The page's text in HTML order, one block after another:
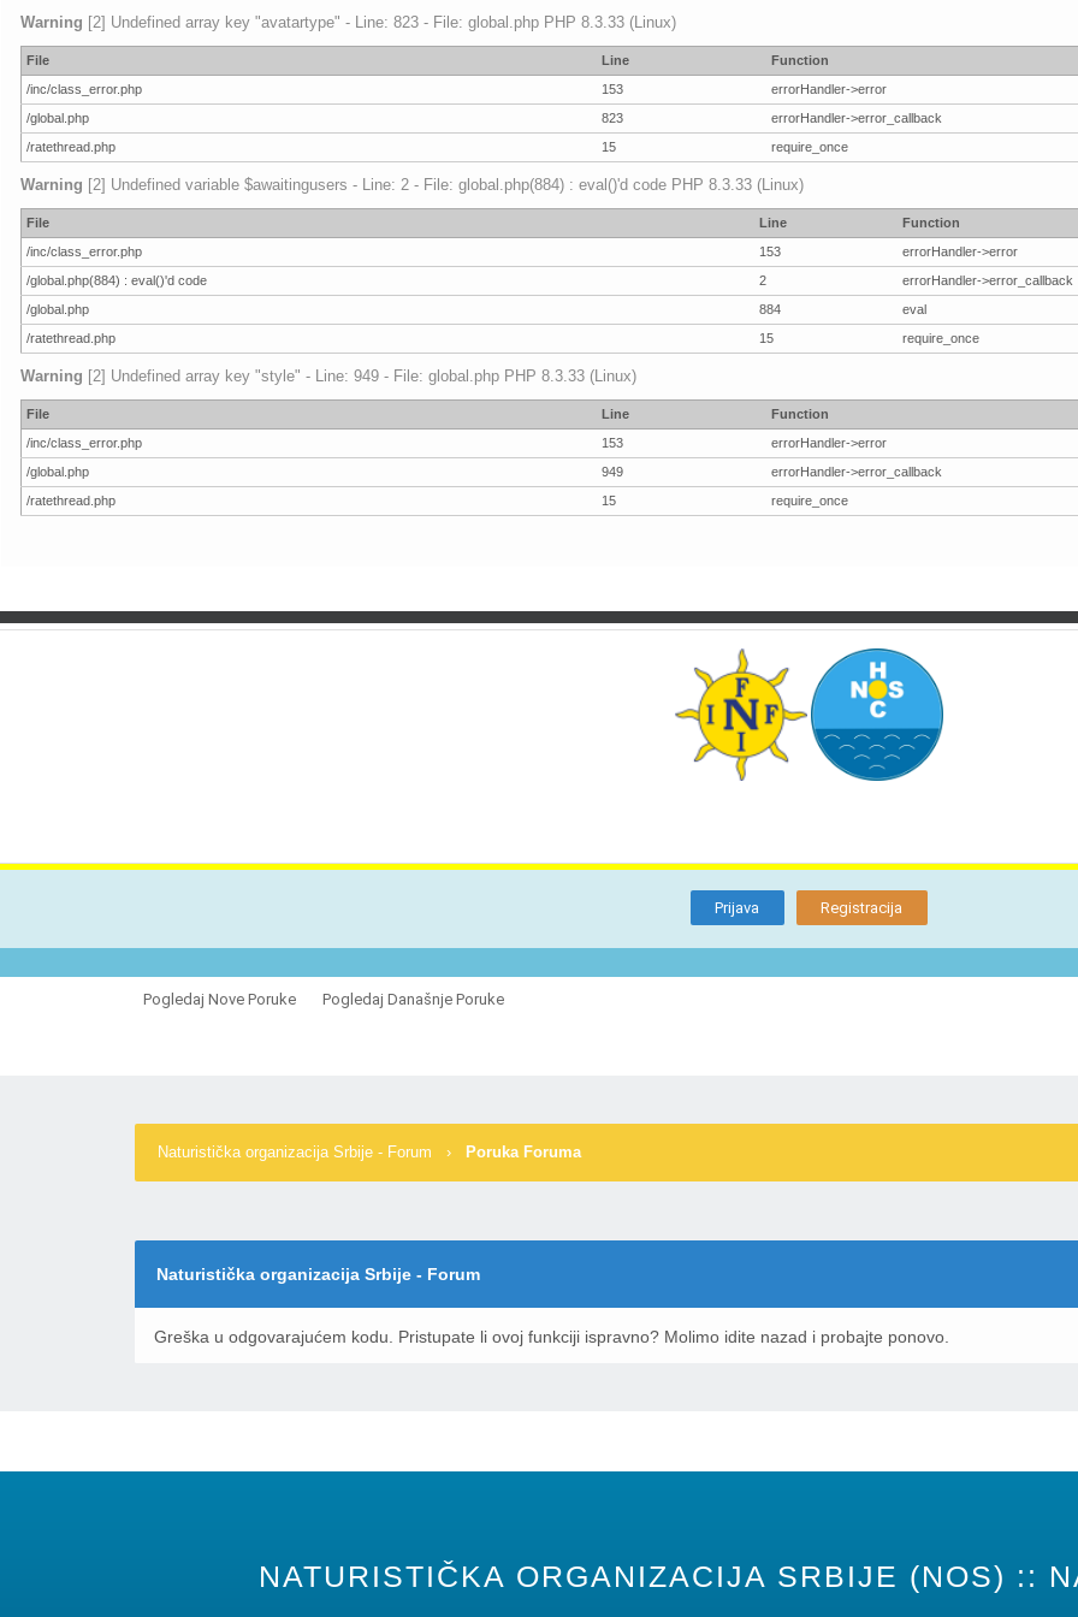
Warning [2] Undefined array key "avatartype" - Line: 823 - File: global.php PHP 8.3.33 (Linux)
File Line
Function
/inc/class_error.php
153
errorHandler->error
/global.php
823
errorHandler->error_callback
/ratethread.php
15 require_once
Warning [2] Undefined variable $awaitingusers - Line: 2 - File: global.php(884) : eval()'d code PHP 8.3.33 (Linux)
File Line
Function
/inc/class_error.php
153
errorHandler->error
/global.php(884) : eval()'d code
2
errorHandler->error_callback
/global.php
884
eval
/ratethread.php
15 require_once
Warning [2] Undefined array key "style" - Line: 949 - File: global.php PHP 8.3.33 (Linux)
File Line
Function
/inc/class_error.php
153
errorHandler->error
/global.php
949
errorHandler->error_callback
/ratethread.php
15 require_once
Prijava Registracija
Pogledaj Nove Poruke
Pogledaj Današnje Poruke
Naturistička organizacija Srbije - Forum › Poruka Foruma
Naturistička organizacija Srbije - Forum
Greška u odgovarajućem kodu. Pristupate li ovoj funkciji ispravno? Molimo idite nazad i probajte ponovo.
NATURISTIČKA ORGANIZACIJA SRBIJE (NOS) ::